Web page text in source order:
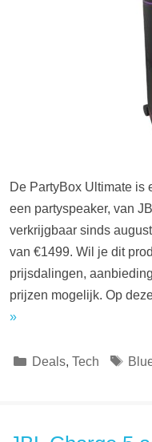
De PartyBox Ultimate is
een partyspeaker, van
verkrijgbaar sinds
van €1499. Wil je dit
prijsdalingen,
prijzen mogelijk. Op
»
Categorieën
Deals, Tech